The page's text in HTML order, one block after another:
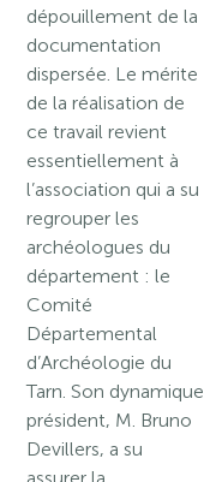
dépouillement de la
documentation
dispersée. Le mérite
de la réalisation de
ce travail revient
essentiellement à
l’association qui a su
regrouper les
archéologues du
département : le
Comité
Départemental
d’Archéologie du
Tarn. Son dynamique
président, M. Bruno
Devillers, a su